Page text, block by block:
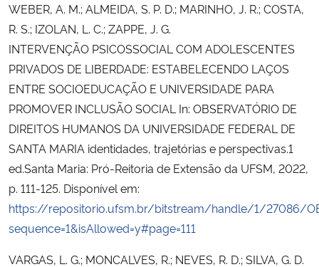
WEBER, A. M.; ALMEIDA, S. P. D.; MARINHO, J. R.; COSTA,
R. S.; IZOLAN, L. C.; ZAPPE, J. G.
INTERVENÇÃO PSICOSSOCIAL COM ADOLESCENTES
PRIVADOS DE LIBERDADE: ESTABELECENDO LAÇOS
ENTRE SOCIOEDUCAÇÃO E UNIVERSIDADE PARA
PROMOVER INCLUSÃO SOCIAL In: OBSERVATÓRIO DE
DIREITOS HUMANOS DA UNIVERSIDADE FEDERAL DE
SANTA MARIA identidades, trajetórias e perspectivas.1
ed.Santa Maria: Pró-Reitoria de Extensão da UFSM, 2022,
p. 111-125. Disponível em:
https://repositorio.ufsm.br/bitstream/handle/1/27086/
sequence=1&isAllowed=y#page=111
VARGAS, L. G.; MONCALVES, R.; NEVES, R. D.; SILVA, G. D.